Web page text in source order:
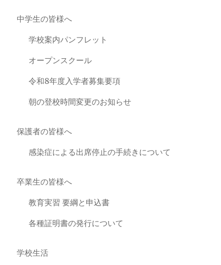
中学生の皆様へ
学校案内パンフレット
オープンスクール
令和8年度入学者募集要項
朝の登校時間変更のお知らせ
保護者の皆様へ
感染症による出席停止の手続きについて
卒業生の皆様へ
教育実習 要綱と申込書
各種証明書の発行について
学校生活